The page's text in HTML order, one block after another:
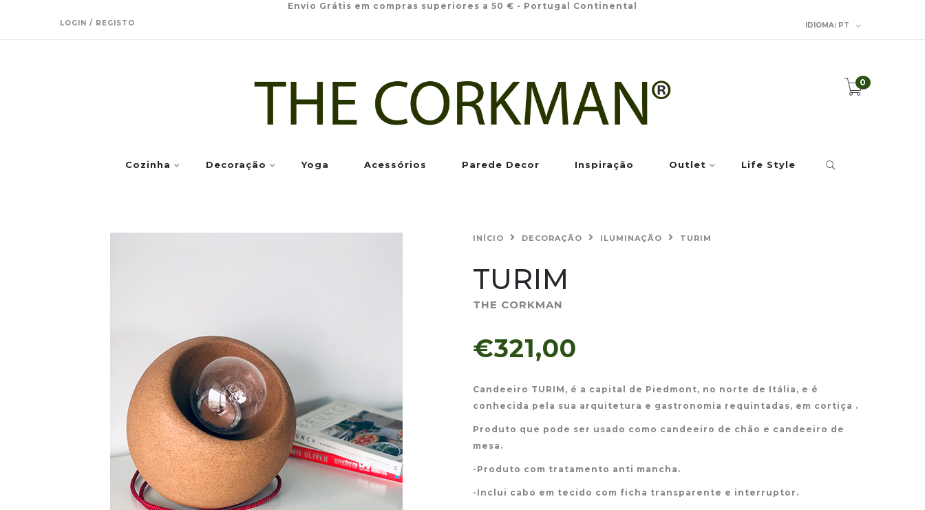
Envio Grátis em compras superiores a 50 € - Portugal Continental
LOGIN / REGISTO IDIOMA: PT
0
Cozinha Decoração Yoga Acessórios Parede Decor Inspiração Outlet Life Style
INÍCIO DECORAÇÃO ILUMINAÇÃO TURIM
TURIM
THE CORKMAN
€321,00
Candeeiro TURIM, é a capital de Piedmont, no norte de Itália, e é
conhecida pela sua arquitetura e gastronomia requintadas, em cortiça .
Produto que pode ser usado como candeeiro de chão e candeeiro de
mesa.
-Produto com tratamento anti mancha.
-Inclui cabo em tecido com ficha transparente e interruptor.